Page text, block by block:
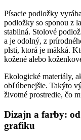
Písacie podložky
podložky so sponou z
stabilná. Stolové
a je odolný, z
plsti, ktorá je mäkká.
kožené alebo
Ekologické materiály,
obľúbenejšie. Takýto
životné prostredie, čo
Dizajn a farby:
grafiku